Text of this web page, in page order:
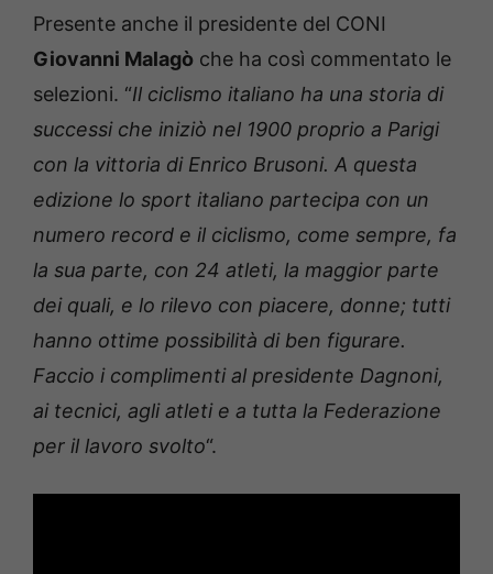
Presente anche il presidente del CONI
Giovanni Malagò che ha così commentato le
selezioni. “Il ciclismo italiano ha una storia di
successi che iniziò nel 1900 proprio a Parigi
con la vittoria di Enrico Brusoni. A questa
edizione lo sport italiano partecipa con un
numero record e il ciclismo, come sempre, fa
la sua parte, con 24 atleti, la maggior parte
dei quali, e lo rilevo con piacere, donne; tutti
hanno ottime possibilità di ben figurare.
Faccio i complimenti al presidente Dagnoni,
ai tecnici, agli atleti e a tutta la Federazione
per il lavoro svolto“.